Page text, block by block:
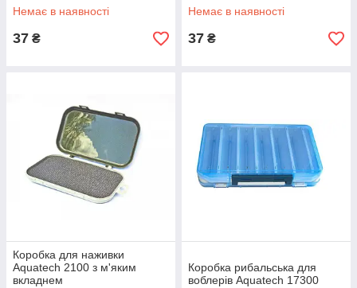
Немає в наявності
37 ₴
Немає в наявності
37 ₴
Коробка для наживки
Aquatech 2100 з м'яким
вкладнем
Коробка рибальська для
воблерів Aquatech 17300